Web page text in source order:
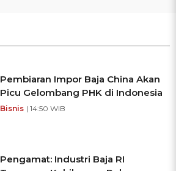
Pembiaran Impor Baja China Akan
Picu Gelombang PHK di Indonesia
Bisnis | 14:50 WIB
Pengamat: Industri Baja RI